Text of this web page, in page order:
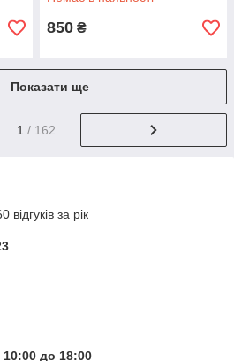
850 ₴
Показати ще
1 / 162
за рік
до 18:00